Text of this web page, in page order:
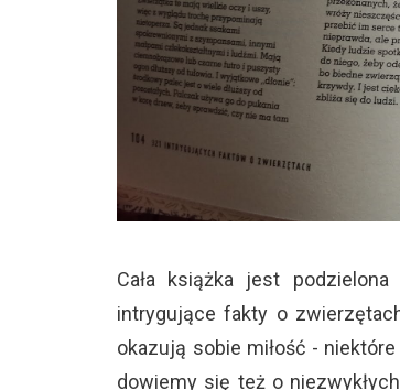
Cała książka jest
intrygujące fakty o
okazują sobie miłość -
dowiemy się też o